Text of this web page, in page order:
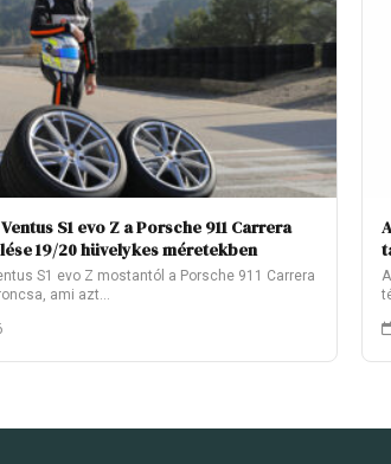
S1 evo Z a Porsche 911 Carrera
19/20 hüvelykes méretekben
S1 evo Z mostantól a Porsche 911 Carrera
ami azt…